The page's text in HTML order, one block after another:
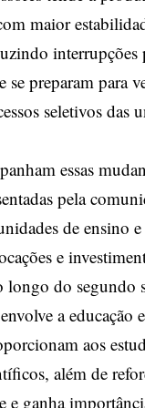
maior
se preparam
seletivos das
essas
pela
de
e
longo do segundo
a educação
aos
além de
e ganha